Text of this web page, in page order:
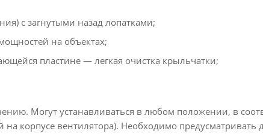
с загнутыми назад лопатками;
на объектах;
пластине — легкая очистка крыльчатки;
Могут устанавливаться в любом положении, в
на корпусе вентилятора). Необходимо предусматривать